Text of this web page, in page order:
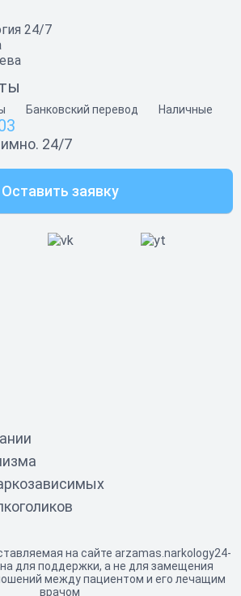
24/7
Банковский перевод Наличные
24/7
Оставить заявку
на сайте arzamas.narkology24-
для поддержки, а не для замещения
между пациентом и его лечащим
врачом